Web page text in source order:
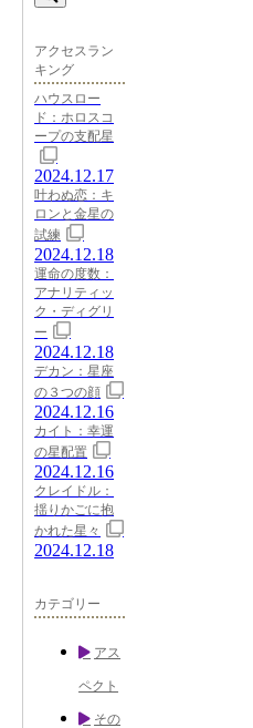
アクセスラン
キング
ハウスロー
ド：ホロスコ
ープの支配星
2024.12.17
叶わぬ恋：キ
ロンと金星の
試練
2024.12.18
運命の度数：
アナリティッ
ク・ディグリ
ー
2024.12.18
デカン：星座
の３つの顔
2024.12.16
カイト：幸運
の星配置
2024.12.16
クレイドル：
揺りかごに抱
かれた星々
2024.12.18
カテゴリー
アス
ペクト
その